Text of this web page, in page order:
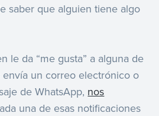
saber que alguien tiene algo
le da “me gusta” a alguna de
envía un correo electrónico o
de WhatsApp, nos
una de esas notificaciones